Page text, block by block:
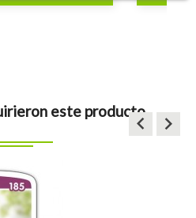
este producto
keyboard_arrow_left keyboard_arrow_right